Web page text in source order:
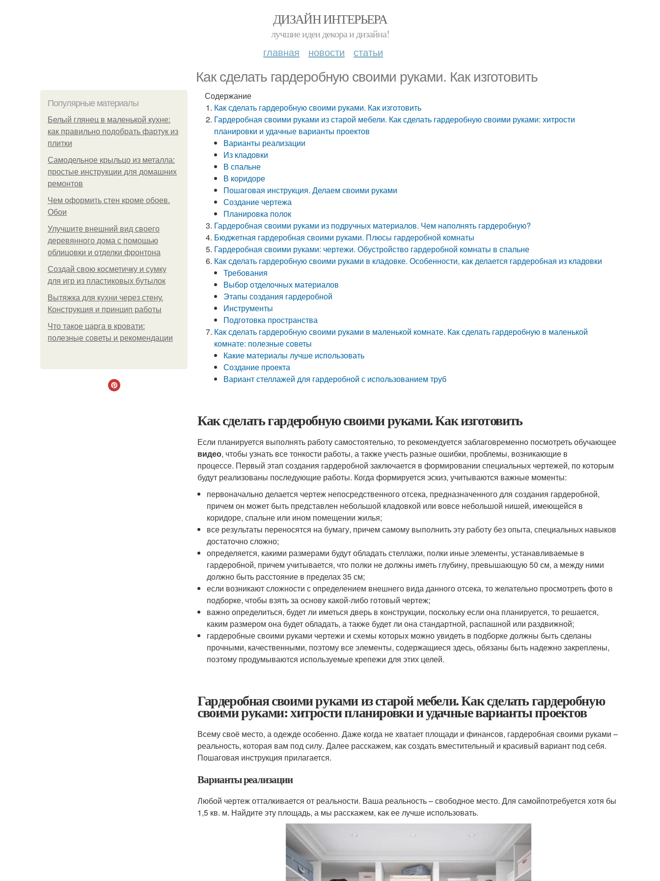
ДИЗАЙН ИНТЕРЬЕРА
лучшие идеи декора и дизайна!
главная новости статьи
Как сделать гардеробную своими руками. Как изготовить
Популярные материалы
Белый глянец в маленькой кухне:
как правильно подобрать фартук из
плитки
Самодельное крыльцо из металла:
простые инструкции для домашних
ремонтов
Чем оформить стен кроме обоев.
Обои
Улучшите внешний вид своего
деревянного дома с помощью
облицовки и отделки фронтона
Создай свою косметичку и сумку
для игр из пластиковых бутылок
Вытяжка для кухни через стену.
Конструкция и принцип работы
Что такое царга в кровати:
полезные советы и рекомендации
Содержание
Как сделать гардеробную своими руками. Как изготовить
Гардеробная своими руками из старой мебели. Как сделать гардеробную своими руками: хитрости
планировки и удачные варианты проектов
Варианты реализации
Из кладовки
В спальне
В коридоре
Пошаговая инструкция. Делаем своими руками
Создание чертежа
Планировка полок
Гардеробная своими руками из подручных материалов. Чем наполнять гардеробную?
Бюджетная гардеробная своими руками. Плюсы гардеробной комнаты
Гардеробная своими руками: чертежи. Обустройство гардеробной комнаты в спальне
Как сделать гардеробную своими руками в кладовке. Особенности, как делается гардеробная из кладовки
Требования
Выбор отделочных материалов
Этапы создания гардеробной
Инструменты
Подготовка пространства
Как сделать гардеробную своими руками в маленькой комнате. Как сделать гардеробную в маленькой
комнате: полезные советы
Какие материалы лучше использовать
Создание проекта
Вариант стеллажей для гардеробной с использованием труб
Как сделать гардеробную своими руками. Как изготовить
Если планируется выполнять работу самостоятельно, то рекомендуется заблаговременно посмотреть обучающее
видео, чтобы узнать все тонкости работы, а также учесть разные ошибки, проблемы, возникающие в
процессе. Первый этап создания гардеробной заключается в формировании специальных чертежей, по которым
будут реализованы последующие работы. Когда формируется эскиз, учитываются важные моменты:
первоначально делается чертеж непосредственного отсека, предназначенного для создания гардеробной,
причем он может быть представлен небольшой кладовкой или вовсе небольшой нишей, имеющейся в
коридоре, спальне или ином помещении жилья;
все результаты переносятся на бумагу, причем самому выполнить эту работу без опыта, специальных навыков
достаточно сложно;
определяется, какими размерами будут обладать стеллажи, полки иные элементы, устанавливаемые в
гардеробной, причем учитывается, что полки не должны иметь глубину, превышающую 50 см, а между ними
должно быть расстояние в пределах 35 см;
если возникают сложности с определением внешнего вида данного отсека, то желательно просмотреть фото в
подборке, чтобы взять за основу какой-либо готовый чертеж;
важно определиться, будет ли иметься дверь в конструкции, поскольку если она планируется, то решается,
каким размером она будет обладать, а также будет ли она стандартной, распашной или раздвижной;
гардеробные своими руками чертежи и схемы которых можно увидеть в подборке должны быть сделаны
прочными, качественными, поэтому все элементы, содержащиеся здесь, обязаны быть надежно закреплены,
поэтому продумываются используемые крепежи для этих целей.
Гардеробная своими руками из старой мебели. Как сделать гардеробную
своими руками: хитрости планировки и удачные варианты проектов
Всему своё место, а одежде особенно. Даже когда не хватает площади и финансов, гардеробная своими руками –
реальность, которая вам под силу. Далее расскажем, как создать вместительный и красивый вариант под себя.
Пошаговая инструкция прилагается.
Варианты реализации
Любой чертеж отталкивается от реальности. Ваша реальность – свободное место. Для самойпотребуется хотя бы
1,5 кв. м. Найдите эту площадь, а мы расскажем, как ее лучше использовать.